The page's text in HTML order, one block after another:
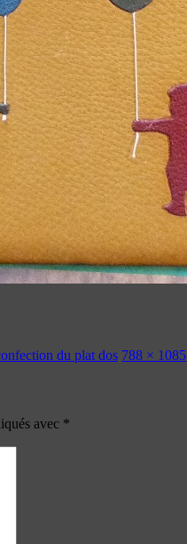
du plat dos 788 × 1085
avec *